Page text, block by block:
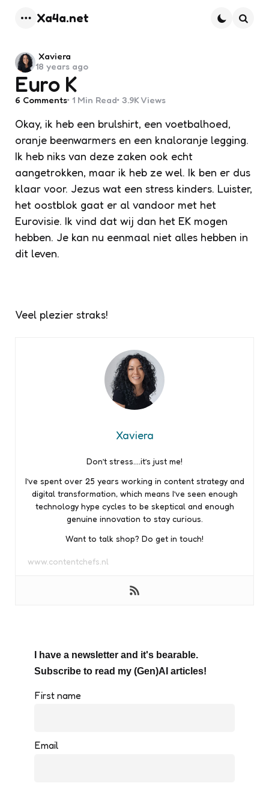
Xa4a.net
Euro K
Posted
by
Xaviera
18 years ago
6 Comments 1 Min Read 3.9K Views
Okay, ik heb een brulshirt, een voetbalhoed,
oranje beenwarmers en een knaloranje legging.
Ik heb niks van deze zaken ook echt
aangetrokken, maar ik heb ze wel. Ik ben er dus
klaar voor. Jezus wat een stress kinders. Luister,
het oostblok gaat er al vandoor met het
Eurovisie. Ik vind dat wij dan het EK mogen
hebben. Je kan nu eenmaal niet alles hebben in
dit leven.
Veel plezier straks!
Xaviera
Don’t stress….it’s just me!
I’ve spent over 25 years working in content strategy and
digital transformation, which means I’ve seen enough
technology hype cycles to be skeptical and enough
genuine innovation to stay curious.
Want to talk shop? Do get in touch!
www.contentchefs.nl
I have a newsletter and it's bearable.
Subscribe to read my (Gen)AI articles!
First name
Email